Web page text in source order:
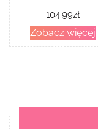
104.99zł
Zobacz więcej